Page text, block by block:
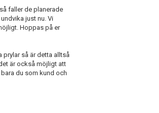
faller de planerade
just nu. Vi
Hoppas på er
så är detta alltså
är också möjligt att
du som kund och